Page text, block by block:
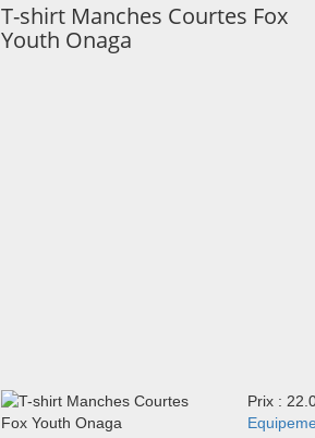
T-shirt Manches Courtes Fox
Youth Onaga
Prix :